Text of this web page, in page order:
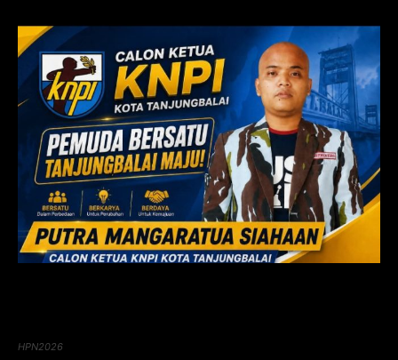
HPN2026